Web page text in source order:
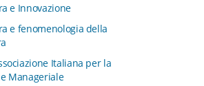
e Innovazione
e fenomenologia della
Italiana per la
Manageriale